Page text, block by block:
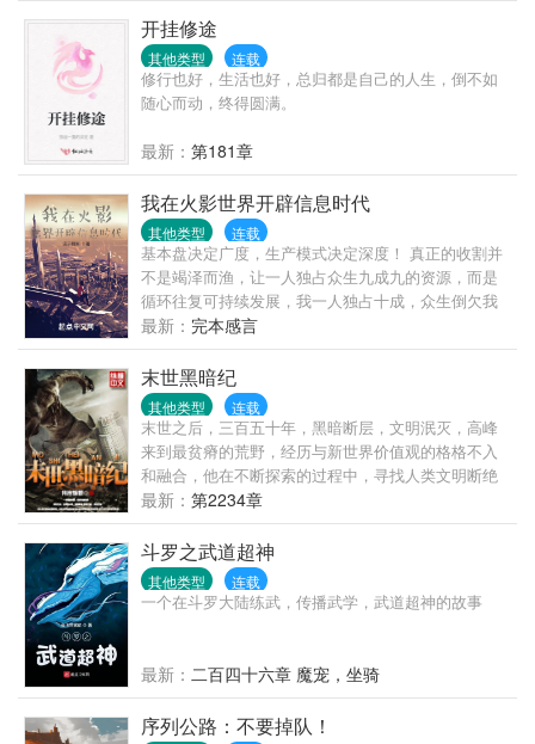
开挂修途
其他类型 连载
修行也好，生活也好，总归都是自己的人生，倒不如
随心而动，终得圆满。
最新： 第181章
我在火影世界开辟信息时代
其他类型 连载
基本盘决定广度，生产模式决定深度！ 真正的收割并
不是竭泽而渔，让一人独占众生九成九的资源，而是
循环往复可持续发展，我一人独占十成，众生倒欠我
九成！ 无限互联的诞生让忍界进入信息时代，渡边彻
表示，整个忍界都是我的苗圃，大筒木来了也是我的
韭菜！
最新： 完本感言
末世黑暗纪
其他类型 连载
末世之后，三百五十年，黑暗断层，文明泯灭，高峰
来到最贫瘠的荒野，经历与新世界价值观的格格不入
和融合，他在不断探索的过程中，寻找人类文明断绝
的原因，并在与末世统治者的斗争中不断的挖掘历史
的真相，从一个意外的旅人转变成带领人类寻找文明
复兴的领头人。 杀戮，背叛，热血，友情，阴谋，战
争，一切都在高峰的末世之旅上演，身世的迷茫，新
人类的进化方式，旧文明的苟延残喘，
最新： 第2234章
斗罗之武道超神
其他类型 连载
一个在斗罗大陆练武，传播武学，武道超神的故事
最新： 二百四十六章 魔宠，坐骑
序列公路：不要掉队！